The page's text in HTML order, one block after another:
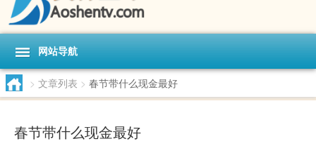
网站导航
> 文章列表 > 春节带什么现金最好
春节带什么现金最好